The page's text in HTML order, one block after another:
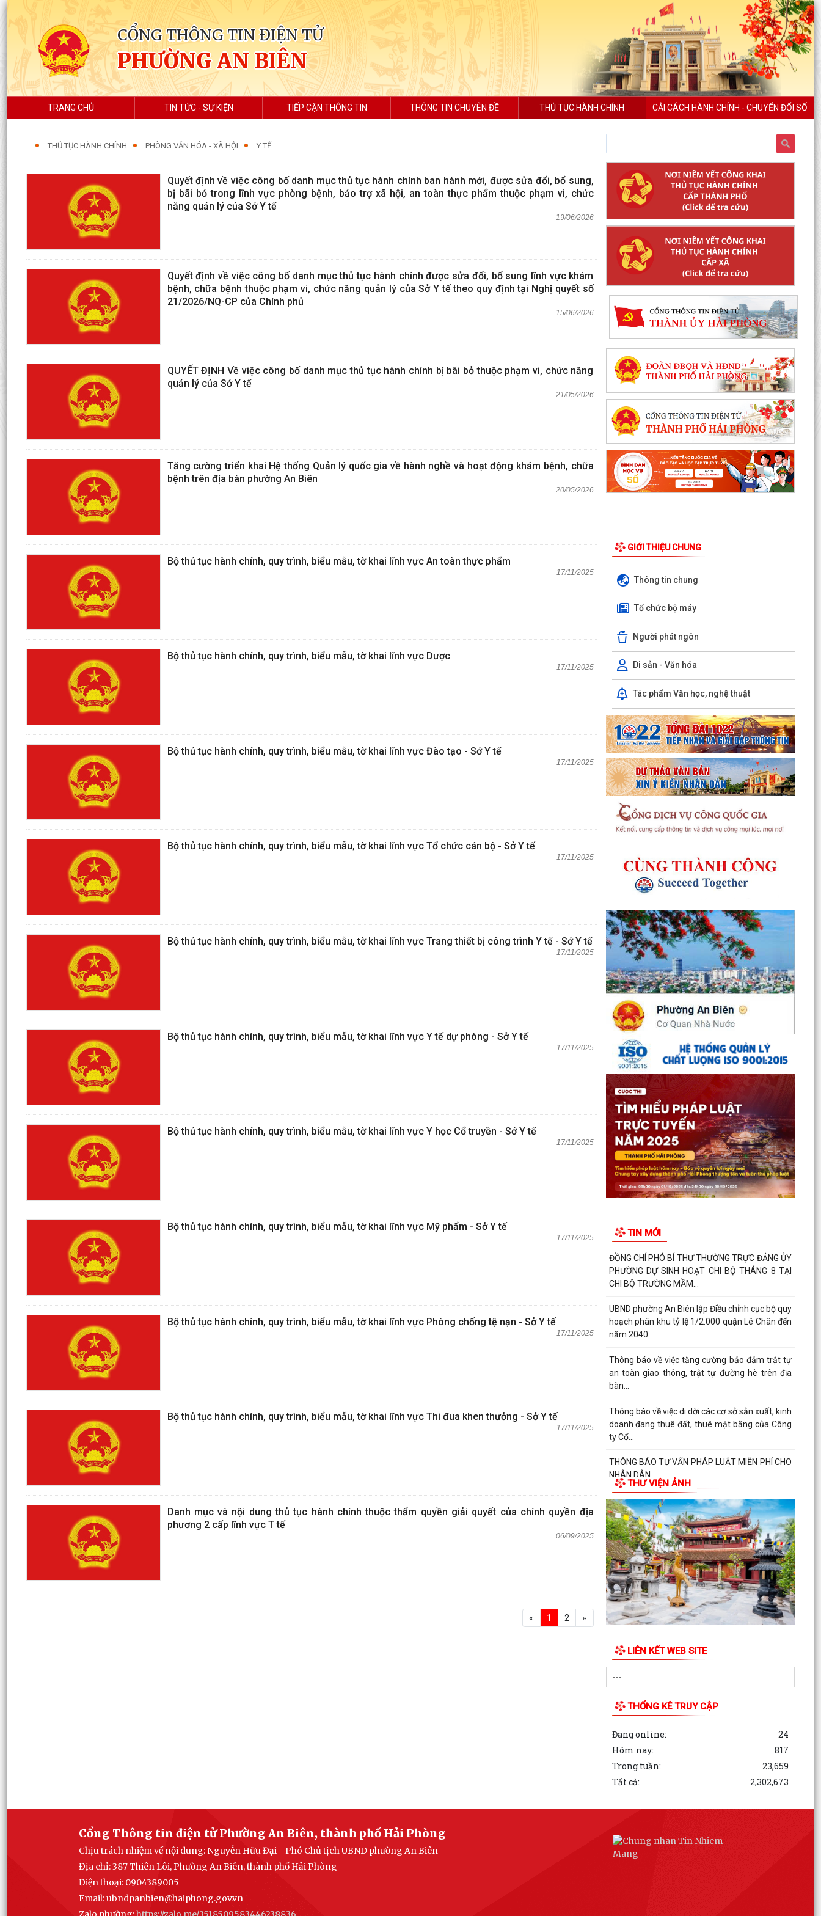
CỔNG THÔNG TIN ĐIỆN TỬ
PHƯỜNG AN BIÊN
TRANG CHỦ TIN TỨC - SỰ KIỆN TIẾP CẬN THÔNG TIN THÔNG TIN CHUYÊN ĐỀ THỦ TỤC HÀNH CHÍNH CẢI CÁCH HÀNH CHÍNH - CHUYỂN ĐỔI SỐ
THỦ TỤC HÀNH CHÍNH PHÒNG VĂN HÓA - XÃ HỘI Y TẾ
Quyết định về việc công bố danh mục thủ tục hành chính ban hành mới, được sửa đổi, bổ sung,
bị bãi bỏ trong lĩnh vực phòng bệnh, bảo trợ xã hội, an toàn thực phẩm thuộc phạm vi, chức
năng quản lý của Sở Y tế
19/06/2026
Quyết định về việc công bố danh mục thủ tục hành chính được sửa đổi, bổ sung lĩnh vực khám
bệnh, chữa bệnh thuộc phạm vi, chức năng quản lý của Sở Y tế theo quy định tại Nghị quyết số
21/2026/NQ-CP của Chính phủ
15/06/2026
QUYẾT ĐỊNH Về việc công bố danh mục thủ tục hành chính bị bãi bỏ thuộc phạm vi, chức năng
quản lý của Sở Y tế
21/05/2026
Tăng cường triển khai Hệ thống Quản lý quốc gia về hành nghề và hoạt động khám bệnh, chữa
bệnh trên địa bàn phường An Biên
20/05/2026
Bộ thủ tục hành chính, quy trình, biểu mẫu, tờ khai lĩnh vực An toàn thực phẩm
17/11/2025
Bộ thủ tục hành chính, quy trình, biểu mẫu, tờ khai lĩnh vực Dược
17/11/2025
Bộ thủ tục hành chính, quy trình, biểu mẫu, tờ khai lĩnh vực Đào tạo - Sở Y tế
17/11/2025
Bộ thủ tục hành chính, quy trình, biểu mẫu, tờ khai lĩnh vực Tổ chức cán bộ - Sở Y tế
17/11/2025
Bộ thủ tục hành chính, quy trình, biểu mẫu, tờ khai lĩnh vực Trang thiết bị công trình Y tế - Sở Y tế
17/11/2025
Bộ thủ tục hành chính, quy trình, biểu mẫu, tờ khai lĩnh vực Y tế dự phòng - Sở Y tế
17/11/2025
Bộ thủ tục hành chính, quy trình, biểu mẫu, tờ khai lĩnh vực Y học Cổ truyền - Sở Y tế
17/11/2025
Bộ thủ tục hành chính, quy trình, biểu mẫu, tờ khai lĩnh vực Mỹ phẩm - Sở Y tế
17/11/2025
Bộ thủ tục hành chính, quy trình, biểu mẫu, tờ khai lĩnh vực Phòng chống tệ nạn - Sở Y tế
17/11/2025
Bộ thủ tục hành chính, quy trình, biểu mẫu, tờ khai lĩnh vực Thi đua khen thưởng - Sở Y tế
17/11/2025
Danh mục và nội dung thủ tục hành chính thuộc thẩm quyền giải quyết của chính quyền địa
phương 2 cấp lĩnh vực T tế
06/09/2025
« 1 2 »
GIỚI THIỆU CHUNG
Thông tin chung
Tổ chức bộ máy
Người phát ngôn
Di sản - Văn hóa
Tác phẩm Văn học, nghệ thuật
TIN MỚI
ĐỒNG CHÍ PHÓ BÍ THƯ THƯỜNG TRỰC ĐẢNG ỦY
PHƯỜNG DỰ SINH HOẠT CHI BỘ THÁNG 8 TẠI
CHI BỘ TRƯỜNG MẦM...
UBND phường An Biên lập Điều chỉnh cục bộ quy
hoạch phân khu tỷ lệ 1/2.000 quận Lê Chân đến
năm 2040
Thông báo về việc tăng cường bảo đảm trật tự
an toàn giao thông, trật tự đường hè trên địa
bàn...
Thông báo về việc di dời các cơ sở sản xuất, kinh
doanh đang thuê đất, thuê mặt bằng của Công
ty Cổ...
THÔNG BÁO TƯ VẤN PHÁP LUẬT MIỄN PHÍ CHO
NHÂN DÂN
LỄ CẦU SIÊU TƯỞNG NIỆM ANH LINH CÁC ANH
HÙNG LIỆT SĨ TẠI ĐỀN LIỆT SĨ PHƯỜNG AN BIÊN
- LÊ CHÂN
THƯ VIỆN ẢNH
LIÊN KẾT WEB SITE
THỐNG KÊ TRUY CẬP
Đang online:
24
Hôm nay:
817
Trong tuần:
23,659
Tất cả:
2,302,673
Cổng Thông tin điện tử Phường An Biên, thành phố Hải Phòng
Chịu trách nhiệm về nội dung: Nguyễn Hữu Đại - Phó Chủ tịch UBND phường An Biên
Địa chỉ: 387 Thiên Lôi, Phường An Biên, thành phố Hải Phòng
Điện thoại: 0904389005
Email:ubndpanbien@haiphong.gov.vn